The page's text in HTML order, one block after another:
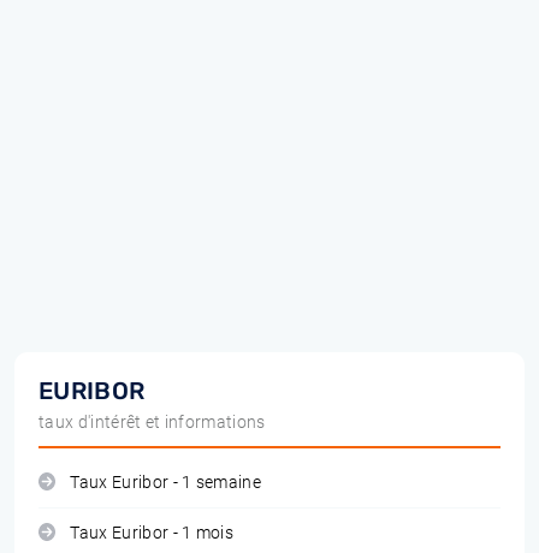
EURIBOR
taux d'intérêt et informations
Taux Euribor - 1 semaine
Taux Euribor - 1 mois